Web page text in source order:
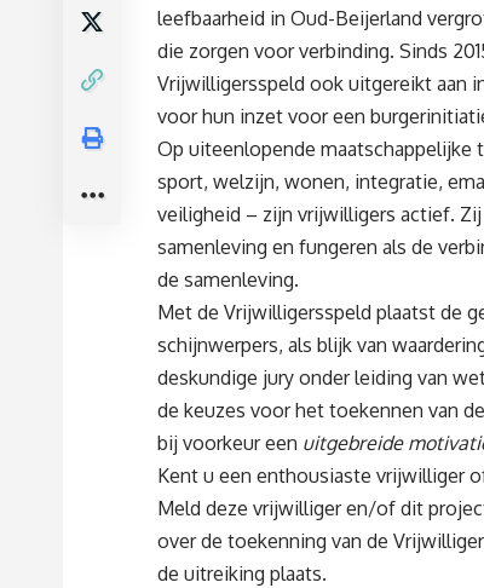
leefbaarheid in Oud-Beijerland
die zorgen voor verbinding. Sinds
Vrijwilligersspeld ook uitgereikt aan
voor hun inzet voor een
Op uiteenlopende maatschappelijke
sport, welzijn, wonen, integratie,
veiligheid – zijn vrijwilligers actief.
samenleving en fungeren als de
de samenleving.
Met de Vrijwilligersspeld plaatst de
schijnwerpers, als blijk van
deskundige jury onder leiding van
de keuzes voor het toekennen van
bij voorkeur een uitgebreide
Kent u een enthousiaste vrijwilliger
Meld deze vrijwilliger en/of dit
over de toekenning van de
de uitreiking plaats.